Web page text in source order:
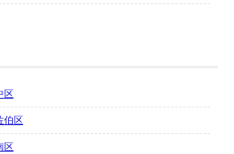
区
伯区
区